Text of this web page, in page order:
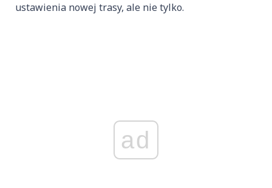
ustawienia nowej trasy, ale nie tylko.
ad